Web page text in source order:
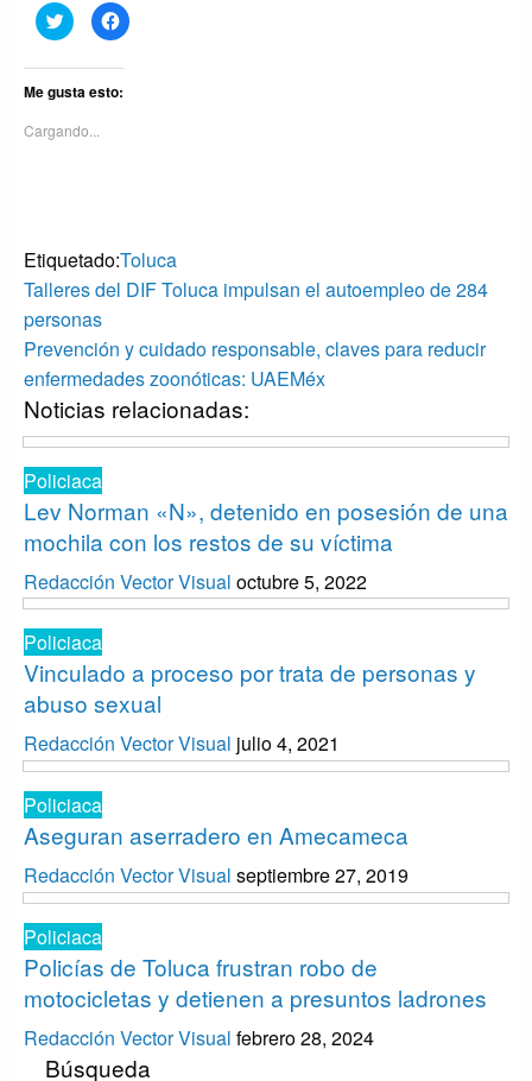
Haz
clic
en
Twitter
(Se
en
Haz
clic
en
Facebook
(Se
Me gusta esto:
Cargando...
Etiquetado:Toluca
Navegación
de
entradas
Entrada
anterior
Talleres del DIF Toluca impulsan el autoempleo de 284
personas
Entrada
siguiente
Prevención y cuidado responsable, claves para reducir
enfermedades zoonóticas: UAEMéx
Noticias relacionadas:
Policiaca
Lev Norman «N», detenido en posesión de una
mochila con los restos de su víctima
Redacción Vector Visual octubre 5, 2022
Policiaca
Vinculado a proceso por trata de personas y
abuso sexual
Redacción Vector Visual julio 4, 2021
Policiaca
Aseguran aserradero en Amecameca
Redacción Vector Visual septiembre 27, 2019
Policiaca
Policías de Toluca frustran robo de
motocicletas y detienen a presuntos ladrones
Redacción Vector Visual febrero 28, 2024
Búsqueda